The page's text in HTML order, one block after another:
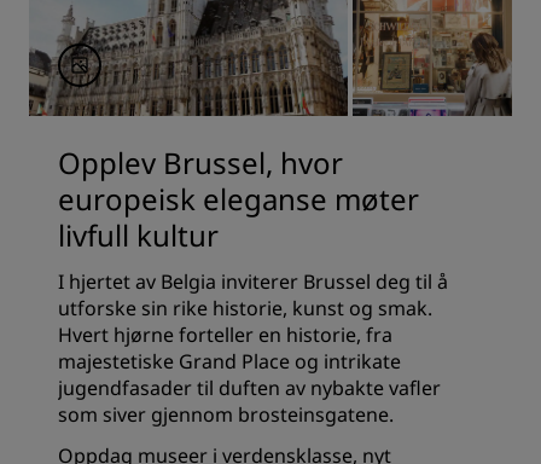
Opplev Brussel, hvor
europeisk eleganse møter
livfull kultur
I hjertet av Belgia inviterer Brussel deg til å
utforske sin rike historie, kunst og smak.
Hvert hjørne forteller en historie, fra
majestetiske Grand Place og intrikate
jugendfasader til duften av nybakte vafler
som siver gjennom brosteinsgatene.
Oppdag museer i verdensklasse, nyt